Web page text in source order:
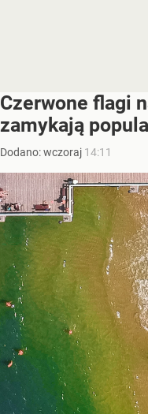
Czerwone flagi
zamykają
Dodano:wczoraj 14:11